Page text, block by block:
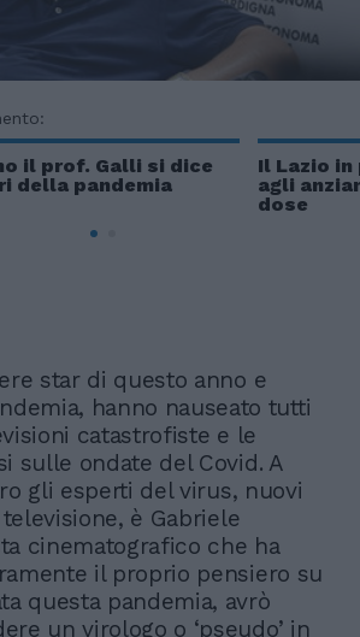
il prof. Galli si dice
della pandemia
Il Lazio
agli
dose
star di questo anno e
hanno nauseato tutti
catastrofiste e le
sulle ondate del Covid. A
gli esperti del virus, nuovi
è Gabriele
cinematografico che ha
il proprio pensiero su
questa pandemia, avrò
un virologo o ‘pseudo’ in